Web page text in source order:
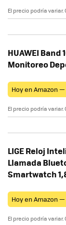
El precio podría
HUAWEI
Monitoreo
Hoy en Amazon —
El precio podría
LIGE Reloj
Llamada
Smartwatch
Hoy en Amazon —
El precio podría